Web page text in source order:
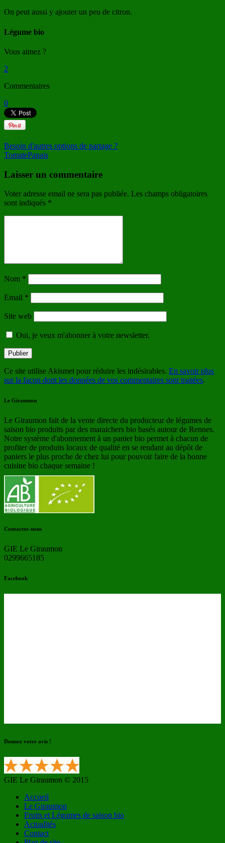
On peut aussi y ajouter un peu de citron.
Légume bio
Vous aimez ?
2
Commentaires
0
Besoin d'autres options de partage ?
TomatePanais
Laisser un commentaire
Voter adresse email ne sera pas publiée. Les champs obligatoires
sont indiqués *
Nom *
Email *
Site web
Oui, je veux m'abonner à votre newsletter.
Ce site utilise Akismet pour réduire les indésirables. En savoir plus
sur la façon dont les données de vos commentaires sont traitées.
Le Giraumon
Le Giraumon fait de la vente directe du producteur de légumes de
saison bio produits par des maraichers bio basés autour de Rennes.
Notre système d'abonnement à un panier bio permet à chacun de
profiter de produits locaux de qualité en se rendant au dépôt de
paniers le plus proche de chez lui pour pouvoir faire de la bonne
cuisine bio chaque semaine !
Contactez-nous
GIE Le Giraumon
0299665185
Facebook
Donnez votre avis !
GIE Le Giraumon © 2015
Accueil
Le Giraumon
Fruits et Légumes de saison bio
Actualités
Contact